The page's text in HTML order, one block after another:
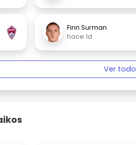
Finn Surman
hace 1d
Ver todo